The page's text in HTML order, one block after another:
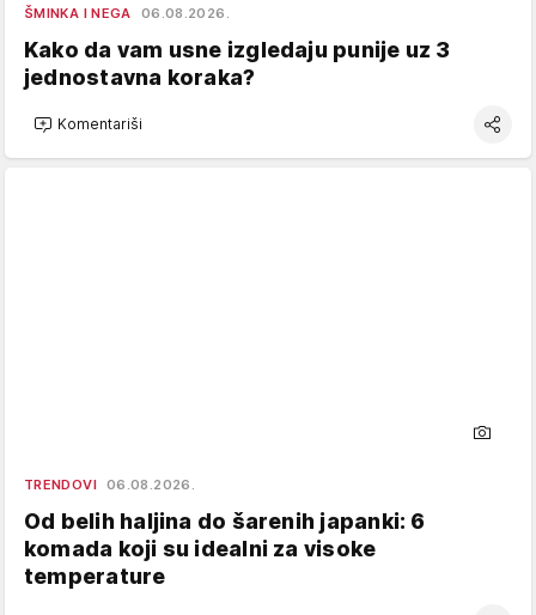
ŠMINKA I NEGA 06.08.2026.
Kako da vam usne izgledaju punije uz 3
jednostavna koraka?
Komentariši
TRENDOVI 06.08.2026.
Od belih haljina do šarenih japanki: 6
komada koji su idealni za visoke
temperature